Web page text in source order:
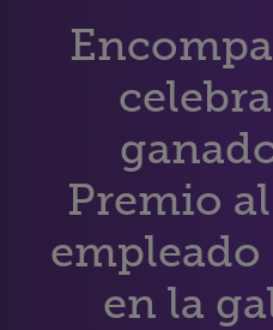
Por qué debe elegirnos
Servicios de rehabilitación
Pacientes y cuidadores
Recursos de salud
Acerca de nosotros
Premio
empleado
en la